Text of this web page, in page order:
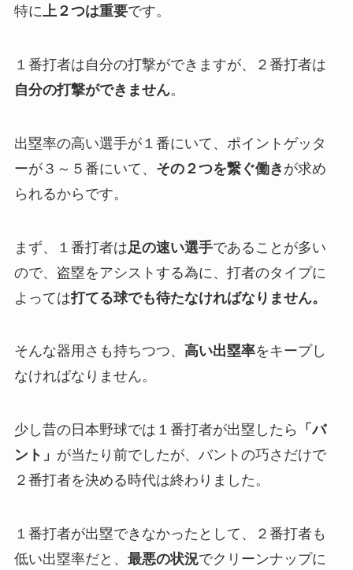
特に上２つは重要です。
１番打者は自分の打撃ができますが、２番打者は
自分の打撃ができません。
出塁率の高い選手が１番にいて、ポイントゲッタ
ーが３～５番にいて、 その２つを繋ぐ働き が求め
られるからです。
まず、１番打者は足の速い選手であることが多い
ので、盗塁をアシストする為に、打者のタイプに
よっては打てる球でも待たなければなりません。
そんな器用さも持ちつつ、 高い出塁率をキープし
なければなりません。
少し昔の日本野球では１番打者が出塁したら
「バ
ント」 が当たり前でしたが、バントの巧さだけで
２番打者を決める時代は終わりました。
１番打者が出塁できなかったとして、２番打者も
低い出塁率だと、 最悪の状況でクリーンナップに